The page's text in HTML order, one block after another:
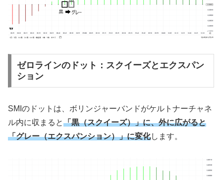
ゼロラインのドット：スクイーズとエクスパン
ション
SMIのドットは、ボリンジャーバンドがケルトナーチャネ
ル内に収まると「黒（スクイーズ）」に、外に広がると
「グレー（エクスパンション）」に変化します。